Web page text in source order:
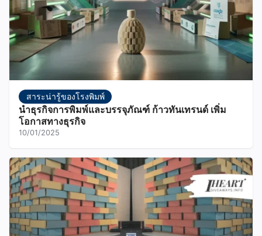
สาระน่ารู้ของโรงพิมพ์
นำธุรกิจการพิมพ์และบรรจุภัณฑ์ ก้าวทันเทรนด์ เพิ่ม
โอกาสทางธุรกิจ
10/01/2025